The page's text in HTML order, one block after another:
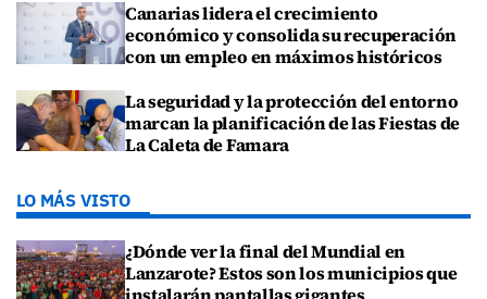
Canarias lidera el crecimiento
económico y consolida su recuperación
con un empleo en máximos históricos
La seguridad y la protección del entorno
marcan la planificación de las Fiestas de
La Caleta de Famara
LO MÁS VISTO
¿Dónde ver la final del Mundial en
Lanzarote? Estos son los municipios que